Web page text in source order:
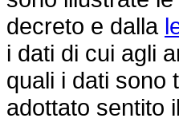
decreto e dalla
i dati di cui agli
quali i dati sono
adottato sentito